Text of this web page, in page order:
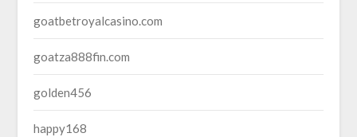
goatbetroyalcasino.com
goatza888fin.com
golden456
happy168